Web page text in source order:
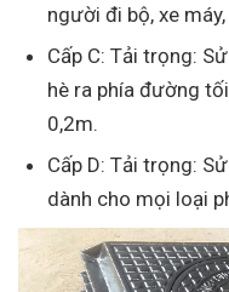
người đi bộ, xe
Cấp C: Tải trọng:
hè ra phía đường
0,2m.
Cấp D: Tải trọng:
dành cho mọi loại